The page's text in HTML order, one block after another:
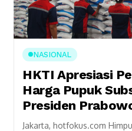
NASIONAL
HKTI Apresiasi
Harga Pupuk
Presiden
Jakarta, hotfokus.com